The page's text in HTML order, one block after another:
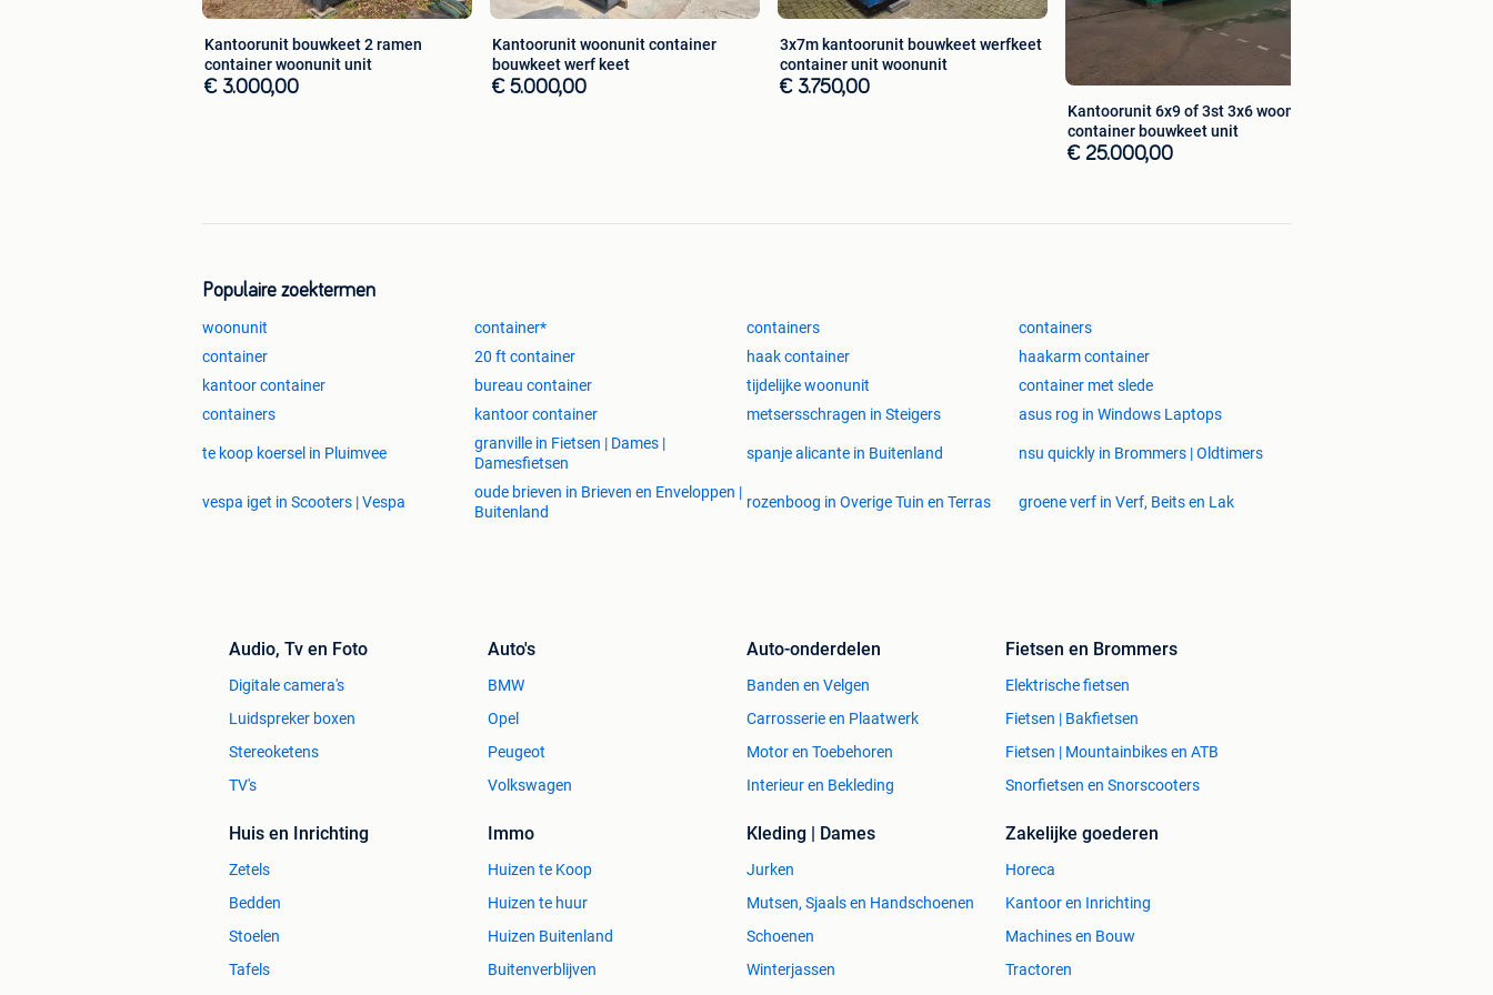
Kantoorunit bouwkeet 2 ramen
container woonunit unit
€ 3.000,00
Kantoorunit woonunit container
bouwkeet werf keet
€ 5.000,00
3x7m kantoorunit bouwkeet werfkeet
container unit woonunit
€ 3.750,00
Kantoorunit 6x9 of 3st 3x6 woonunit
container bouwkeet unit
€ 25.000,00
Populaire zoektermen
woonunit container* containers
containers
container
20 ft container haak container
haakarm container
kantoor container
bureau container tijdelijke woonunit
container met slede
containers
kantoor container metsersschragen in Steigers asus rog in Windows Laptops
te koop koersel in Pluimvee
granville in Fietsen | Dames |
Damesfietsen
spanje alicante in Buitenland nsu quickly in Brommers | Oldtimers
vespa iget in Scooters | Vespa
oude brieven in Brieven en Enveloppen |
Buitenland
rozenboog in Overige Tuin en Terras groene verf in Verf, Beits en Lak
Audio, Tv en Foto
Digitale camera's
Luidspreker boxen
Stereoketens
TV's
Auto's
BMW
Opel
Peugeot
Volkswagen
Auto-onderdelen
Banden en Velgen
Carrosserie en Plaatwerk
Motor en Toebehoren
Interieur en Bekleding
Fietsen en Brommers
Elektrische fietsen
Fietsen | Bakfietsen
Fietsen | Mountainbikes en ATB
Snorfietsen en Snorscooters
Huis en Inrichting
Zetels
Bedden
Stoelen
Tafels
Immo
Huizen te Koop
Huizen te huur
Huizen Buitenland
Buitenverblijven
Kleding | Dames
Jurken
Mutsen, Sjaals en Handschoenen
Schoenen
Winterjassen
Zakelijke goederen
Horeca
Kantoor en Inrichting
Machines en Bouw
Tractoren